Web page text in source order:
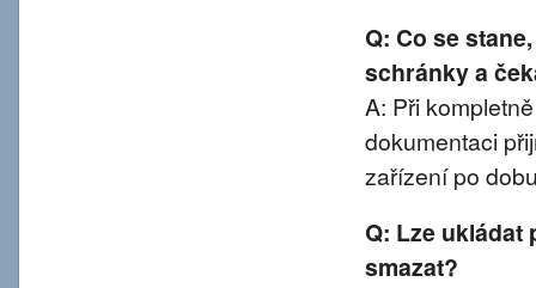
Q: Co se
schránky a
A: Při
dokumentaci
zařízení po
Q: Lze
smazat?